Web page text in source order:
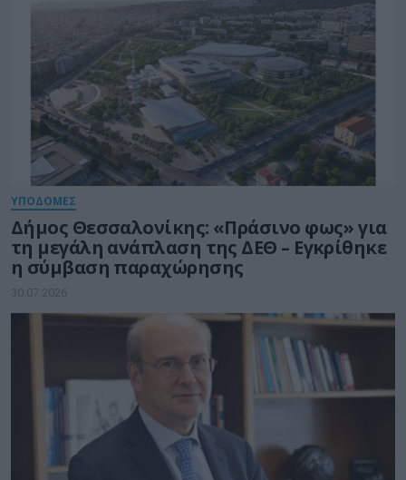
ΥΠΟΔΟΜΕΣ
Δήμος Θεσσαλονίκης: «Πράσινο φως» για
τη μεγάλη ανάπλαση της ΔΕΘ – Εγκρίθηκε
η σύμβαση παραχώρησης
30.07.2026